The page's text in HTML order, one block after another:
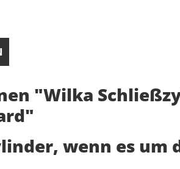
"Wilka
wenn es um